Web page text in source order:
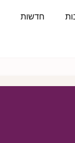
חדשות